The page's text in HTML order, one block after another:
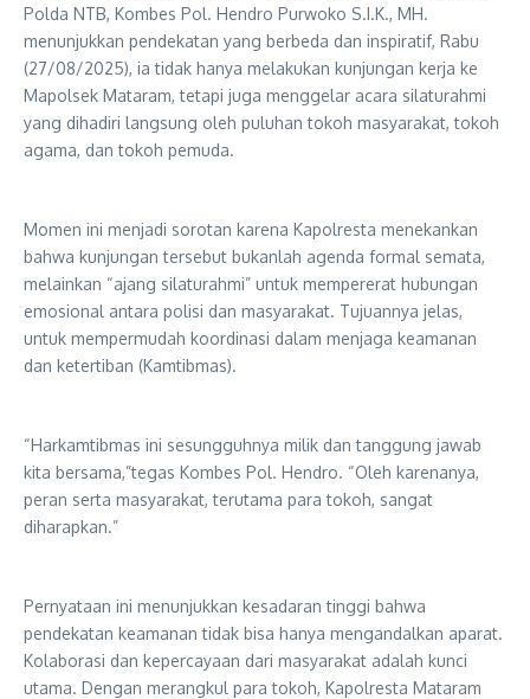
Polda NTB, Kombes Pol. Hendro Purwoko S.I.K., MH.
menunjukkan pendekatan yang berbeda dan inspiratif, Rabu
(27/08/2025), ia tidak hanya melakukan kunjungan kerja ke
Mapolsek Mataram, tetapi juga menggelar acara silaturahmi
yang dihadiri langsung oleh puluhan tokoh masyarakat, tokoh
agama, dan tokoh pemuda.
Momen ini menjadi sorotan karena Kapolresta menekankan
bahwa kunjungan tersebut bukanlah agenda formal semata,
melainkan “ajang silaturahmi” untuk mempererat hubungan
emosional antara polisi dan masyarakat. Tujuannya jelas,
untuk mempermudah koordinasi dalam menjaga keamanan
dan ketertiban (Kamtibmas).
“Harkamtibmas ini sesungguhnya milik dan tanggung jawab
kita bersama,”tegas Kombes Pol. Hendro. “Oleh karenanya,
peran serta masyarakat, terutama para tokoh, sangat
diharapkan.”
Pernyataan ini menunjukkan kesadaran tinggi bahwa
pendekatan keamanan tidak bisa hanya mengandalkan aparat.
Kolaborasi dan kepercayaan dari masyarakat adalah kunci
utama. Dengan merangkul para tokoh, Kapolresta Mataram